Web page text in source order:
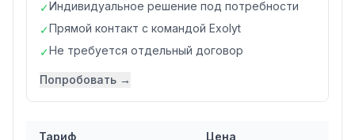
✓Индивидуальное решение под потребности
✓Прямой контакт с командой Exolyt
✓Не требуется отдельный договор
Попробовать →
Тариф Цена